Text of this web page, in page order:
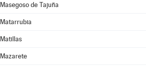
Masegoso de Tajuña
Matarrubia
Matillas
Mazarete